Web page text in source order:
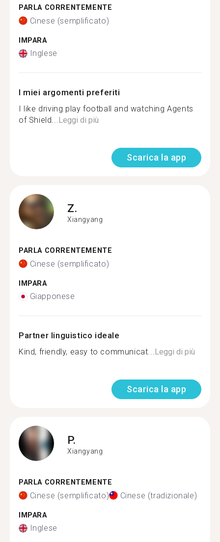
PARLA CORRENTEMENTE
Cinese (semplificato)
IMPARA
Inglese
I miei argomenti preferiti
I like driving.play football and watching Agents
of Shield...Leggi di più
Scarica la app
Z.
Xiangyang
PARLA CORRENTEMENTE
Cinese (semplificato)
IMPARA
Giapponese
Partner linguistico ideale
Kind, friendly, easy to communicat...Leggi di più
Scarica la app
P.
Xiangyang
PARLA CORRENTEMENTE
Cinese (semplificato) Cinese (tradizionale)
IMPARA
Inglese